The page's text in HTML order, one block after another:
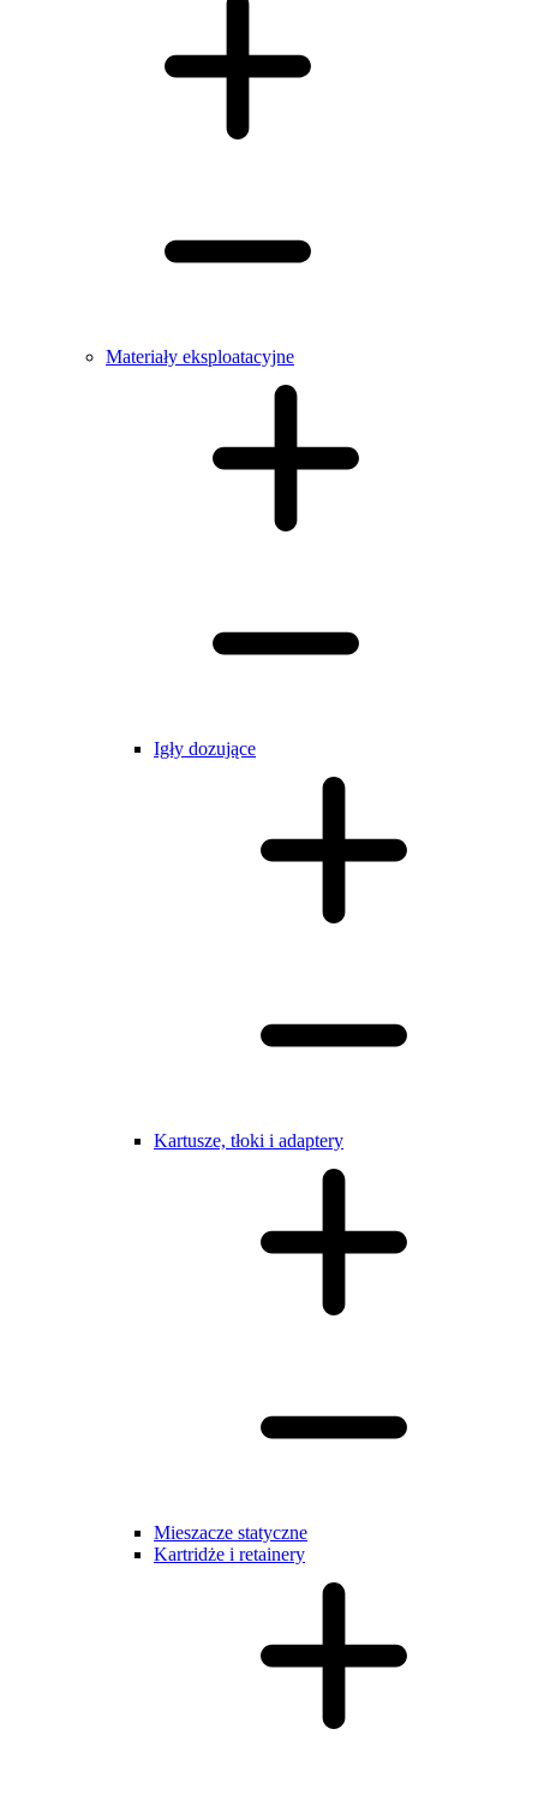
Materiały eksploatacyjne
Igły dozujące
Kartusze, tłoki i adaptery
Mieszacze statyczne
Kartridże i retainery